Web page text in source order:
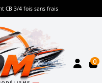
CB 3/4 fois sans frais
0